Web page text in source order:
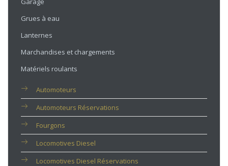
Grues à eau
Lanternes
Marchandises et chargements
Matériels roulants
Automoteurs
Automoteurs Réservations
Fourgons
Locomotives Diesel
Locomotives Diesel Réservations